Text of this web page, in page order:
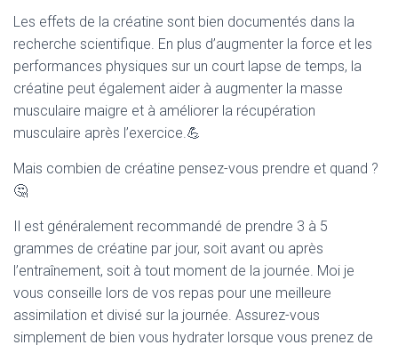
Les effets de la créatine sont bien documentés dans la
recherche scientifique. En plus d’augmenter la force et les
performances physiques sur un court lapse de temps, la
créatine peut également aider à augmenter la masse
musculaire maigre et à améliorer la récupération
musculaire après l’exercice.💪
Mais combien de créatine pensez-vous prendre et quand ?
🤔
Il est généralement recommandé de prendre 3 à 5
grammes de créatine par jour, soit avant ou après
l’entraînement, soit à tout moment de la journée. Moi je
vous conseille lors de vos repas pour une meilleure
assimilation et divisé sur la journée. Assurez-vous
simplement de bien vous hydrater lorsque vous prenez de